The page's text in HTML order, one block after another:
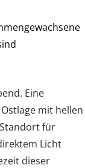
Eine
mit hellen
für
Licht
dieser